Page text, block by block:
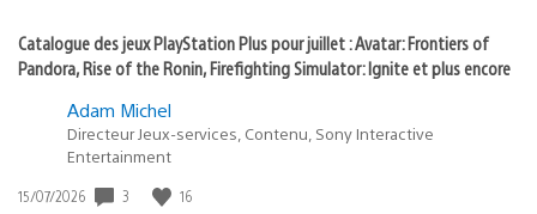
Catalogue des jeux PlayStation Plus pour juillet : Avatar: Frontiers of
Pandora, Rise of the Ronin, Firefighting Simulator: Ignite et plus encore
Adam Michel
Directeur Jeux-services, Contenu, Sony Interactive
Entertainment
Date
15/07/2026 3 16